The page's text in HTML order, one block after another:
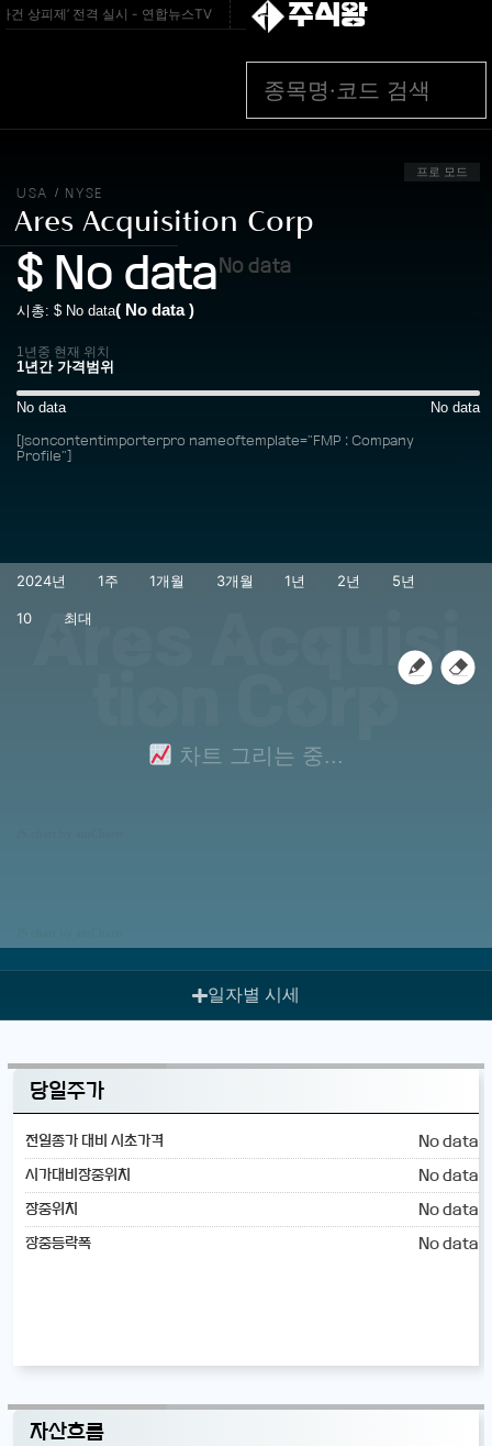
상피제’ 전격 실시 - 연합뉴스TV [속보] 서울 노원 40.2도‥올여름 서울 최고
주식왕
프로 모드
USA / NYSE
Ares Acquisition Corp
$ No dataNo data
시총: $ No data( No data)
1년중 현재 위치
No data No data
[jsoncontentimporterpro nameoftemplate="FMP : Company
Profile"]
Ares Acquisi
tion Corp
차트 그리는 중...
일자별 시세
당일주가
전일종가 대비 시초가격 No data
시가대비장중위치 No data
장중위치 No data
장중등락폭 No data
자산흐름